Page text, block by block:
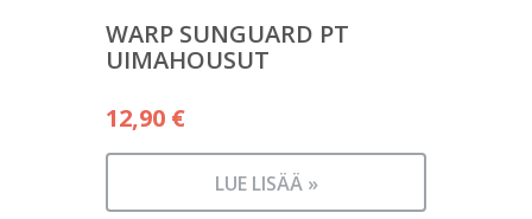
WARP SUNGUARD PT
UIMAHOUSUT
12,90 €
LUE LISÄÄ »